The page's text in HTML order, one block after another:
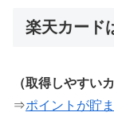
楽天カード
（取得しやすい
⇒ポイントが貯